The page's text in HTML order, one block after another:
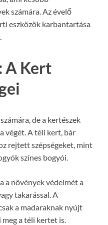
számára. Az évelő
eszközök karbantartása
A Kert
de a kertészek
végét. A téli kert, bár
rejtett szépségeket, mint
színes bogyói.
a növények védelmét a
takarással. A
a madaraknak nyújt
a téli kertet is.